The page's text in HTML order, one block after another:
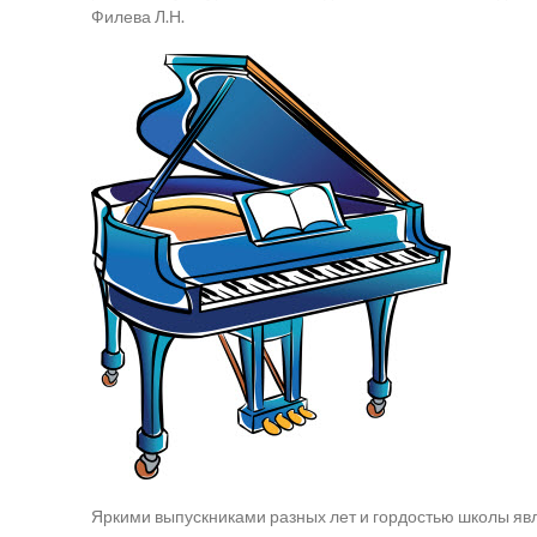
Филева Л.Н.
Яркими выпускниками разных лет и гордостью школы